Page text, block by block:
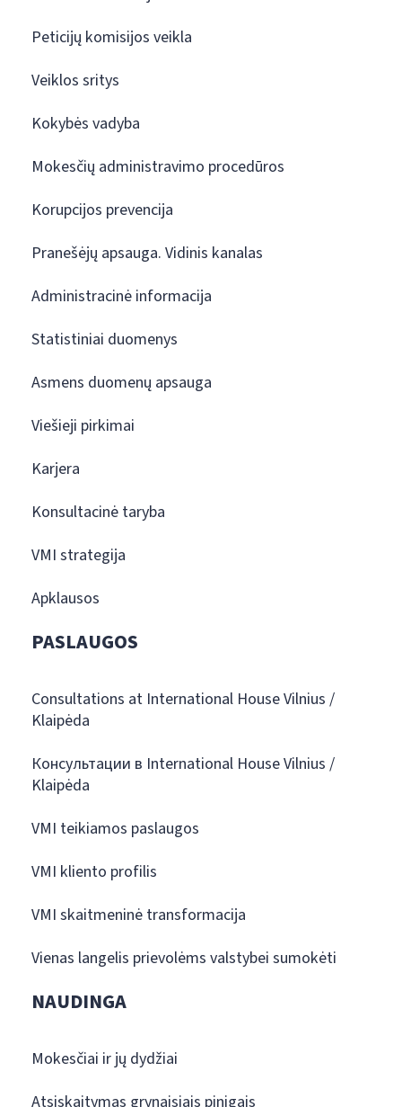
Peticijų komisijos veikla
Veiklos sritys
Kokybės vadyba
Mokesčių administravimo procedūros
Korupcijos prevencija
Pranešėjų apsauga. Vidinis kanalas
Administracinė informacija
Statistiniai duomenys
Asmens duomenų apsauga
Viešieji pirkimai
Karjera
Konsultacinė taryba
VMI strategija
Apklausos
PASLAUGOS
Consultations at International House Vilnius /
Klaipėda
Консультации в International House Vilnius /
Klaipėda
VMI teikiamos paslaugos
VMI kliento profilis
VMI skaitmeninė transformacija
Vienas langelis prievolėms valstybei sumokėti
NAUDINGA
Mokesčiai ir jų dydžiai
Atsiskaitymas grynaisiais pinigais